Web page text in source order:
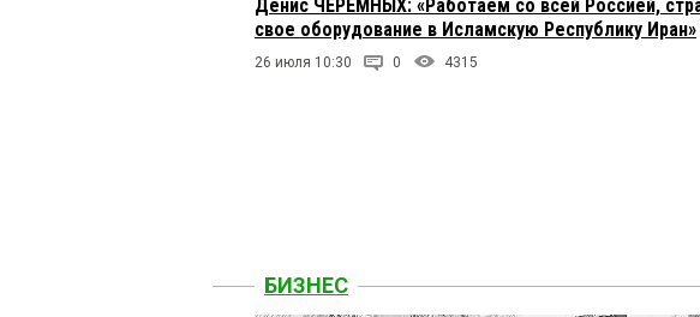
Денис ЧЕРЕМНЫХ: «Работаем со всей Россией,
свое оборудование в Исламскую Республику Иран»
26 июля 10:30 0 4315
БИЗНЕС